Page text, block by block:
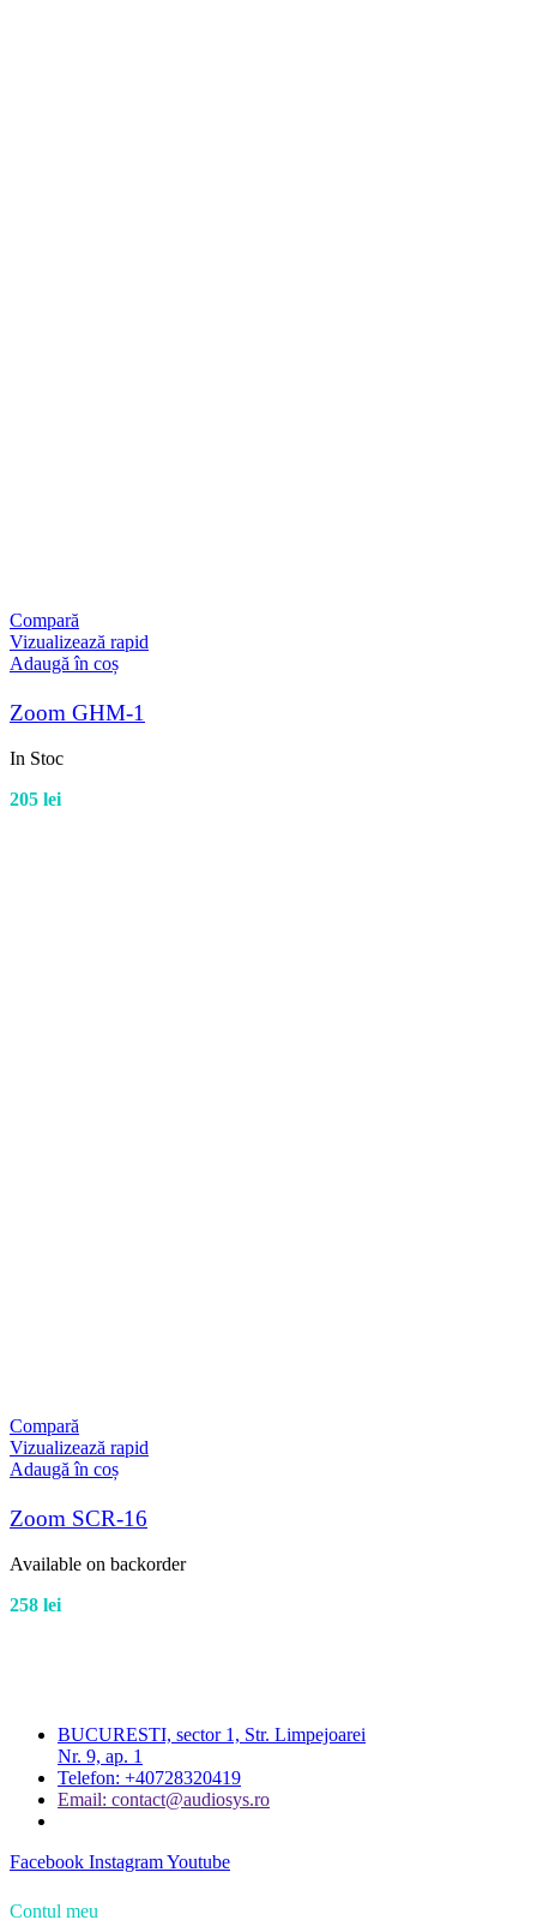
Compară
Vizualizează rapid
Adaugă în coș
Zoom GHM-1
In Stoc
205 lei
Compară
Vizualizează rapid
Adaugă în coș
Zoom SCR-16
Available on backorder
258 lei
BUCURESTI, sector 1, Str. Limpejoarei
Nr. 9, ap. 1
Telefon: +40728320419
Email: contact@audiosys.ro
Facebook InstagramYoutube
Contul meu